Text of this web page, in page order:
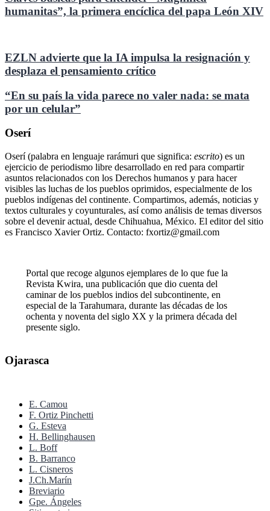
humanitas”, la primera encíclica del papa León XIV
EZLN advierte que la IA impulsa la resignación y
desplaza el pensamiento crítico
“En su país la vida parece no valer nada: se mata
por un celular”
Oserí
Oserí (palabra en lenguaje rarámuri que significa: escrito) es un
ejercicio de periodismo libre desarrollado en red para compartir
asuntos relacionados con los Derechos humanos y para hacer
visibles las luchas de los pueblos oprimidos, especialmente de los
pueblos indígenas del continente. Compartimos, además, noticias y
textos culturales y coyunturales, así como análisis de temas diversos
sobre el devenir actual, desde Chihuahua, México. El editor del sitio
es Francisco Xavier Ortiz. Contacto: fxortiz@gmail.com
Portal que recoge algunos ejemplares de lo que fue la
Revista Kwira, una publicación que dio cuenta del
caminar de los pueblos indios del subcontinente, en
especial de la Tarahumara, durante las décadas de los
ochenta y noventa del siglo XX y la primera década del
presente siglo.
Ojarasca
E. Camou
F. Ortiz Pinchetti
G. Esteva
H. Bellinghausen
L. Boff
B. Barranco
L. Cisneros
J.Ch.Marín
Breviario
Gpe. Ángeles